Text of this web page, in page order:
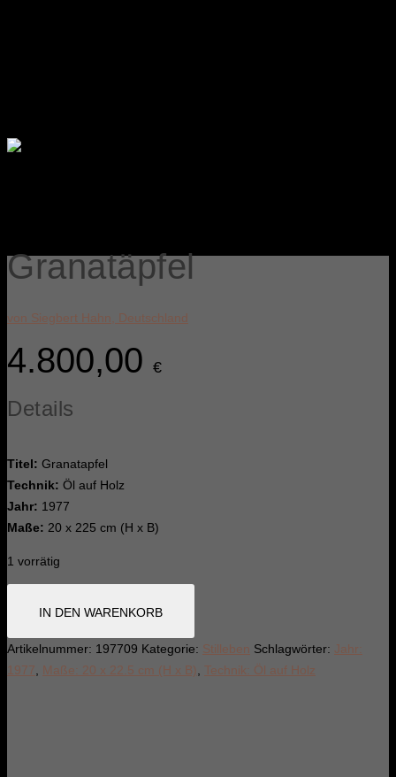
Granatäpfel
von Siegbert Hahn, Deutschland
4.800,00 €
Details
Titel: Granatapfel
Technik: Öl auf Holz
Jahr: 1977
Maße: 20 x 225 cm (H x B)
1 vorrätig
MengeIN DEN WARENKORB
Artikelnummer: 197709 Kategorie: Stilleben Schlagwörter: Jahr:
1977
Maße: 20 x 22.5 cm (H x B) Technik: Öl auf Holz